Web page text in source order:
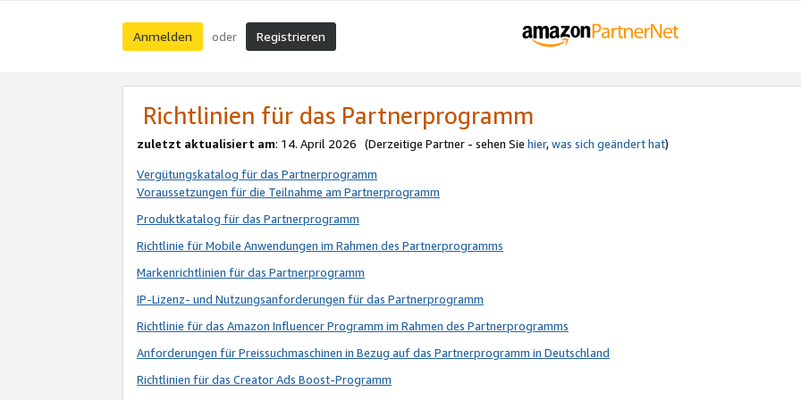
Anmelden oder Registrieren
Richtlinien für das Partnerprogramm
zuletzt aktualisiert am: 14. April 2026 (Derzeitige Partner - sehen Sie hier,was sich geändert hat)
Vergütungskatalog für das Partnerprogramm
Voraussetzungen für die Teilnahme am Partnerprogramm
Produktkatalog für das Partnerprogramm
Richtlinie für Mobile Anwendungen im Rahmen des Partnerprogramms
Markenrichtlinien für das Partnerprogramm
IP-Lizenz- und Nutzungsanforderungen für das Partnerprogramm
Richtlinie für das Amazon Influencer Programm im Rahmen des Partnerprogramms
Anforderungen für Preissuchmaschinen in Bezug auf das Partnerprogramm in Deutschland
Richtlinien für das Creator Ads Boost-Programm